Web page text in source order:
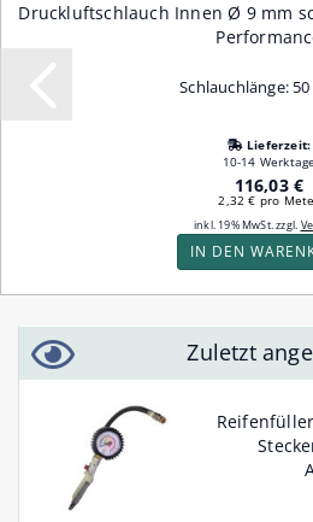
Druckluftschlauch Innen Ø 9 mm
Schlauchlänge:
Lieferzeit:
10-14 Werktage
116,03 €
2,32 € pro
inkl. 19% MwSt. zzgl.
IN DEN
Zuletzt